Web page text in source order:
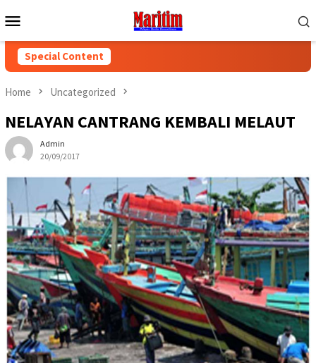
to
Menu
Special Content
Home Uncategorized
NELAYAN CANTRANG KEMBALI MELAUT
Admin
20/09/2017